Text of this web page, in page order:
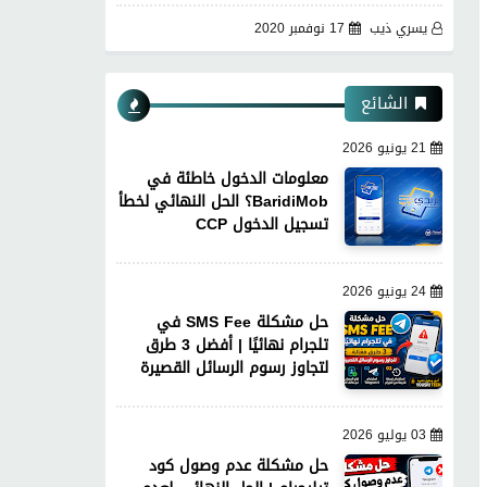
يسري ذيب 17 نوفمبر 2020
الشائع
21 يونيو 2026
معلومات الدخول خاطئة في
BaridiMob؟ الحل النهائي لخطأ
تسجيل الدخول CCP
24 يونيو 2026
حل مشكلة SMS Fee في
تلجرام نهائيًا | أفضل 3 طرق
لتجاوز رسوم الرسائل القصيرة
03 يوليو 2026
حل مشكلة عدم وصول كود